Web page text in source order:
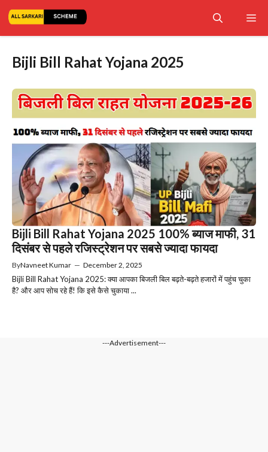
Bijli Bill Rahat Yojana 2025
Bijli Bill Rahat Yojana 2025 100% ब्याज माफी, 31
दिसंबर से पहले रजिस्ट्रेशन पर सबसे ज्यादा फायदा
ByNavneet Kumar — December 2, 2025
Bijli Bill Rahat Yojana 2025: क्या आपका बिजली बिल बढ़ते-बढ़ते हजारों में पहुंच चुका
है? और आप सोच रहे हैं! कि इसे कैसे चुकाया ...
---Advertisement---